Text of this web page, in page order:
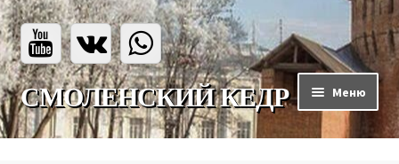
Перейти
к
навигации
Перейти
к
содержимому
СМОЛЕНСКИЙ КЕДР Меню